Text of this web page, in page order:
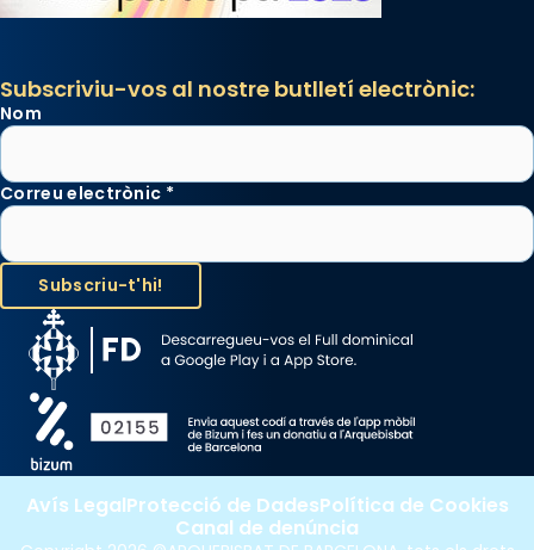
Subscriviu-vos al nostre butlletí electrònic:
Nom
Correu electrònic *
Avís LegalProtecció de DadesPolítica de Cookies
Canal de denúncia